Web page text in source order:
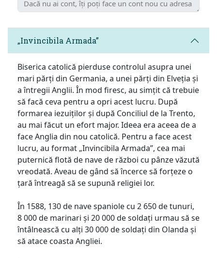
„Invincibila Armada”
Biserica catolică pierduse controlul asupra unei
mari părți din Germania, a unei părți din Elveția și
a întregii Anglii. În mod firesc, au simțit că trebuie
să facă ceva pentru a opri acest lucru. După
formarea iezuiților și după Conciliul de la Trento,
au mai făcut un efort major. Ideea era aceea de a
face Anglia din nou catolică. Pentru a face acest
lucru, au format „Invincibila Armada”, cea mai
puternică flotă de nave de război cu pânze văzută
vreodată. Aveau de gând să încerce să forțeze o
țară întreagă să se supună religiei lor.
În 1588, 130 de nave spaniole cu 2 650 de tunuri,
8 000 de marinari și 20 000 de soldați urmau să se
întâlnească cu alți 30 000 de soldați din Olanda și
să atace coasta Angliei.